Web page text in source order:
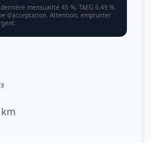
mensualité 45 %, TAEG 6,49 %.
d'acceptation. Attention, emprunter